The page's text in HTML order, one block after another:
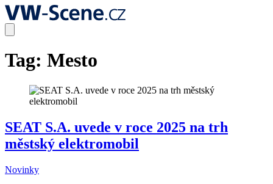
Tag: Mesto
SEAT S.A. uvede v roce 2025 na trh
městský elektromobil
Novinky